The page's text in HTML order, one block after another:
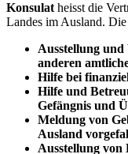
Konsulatheisst die
Landes im Ausland.
Ausstellung und
anderen
Hilfe bei
Hilfe und
Gefängnis und
Meldung von
Ausland
Ausstellung von